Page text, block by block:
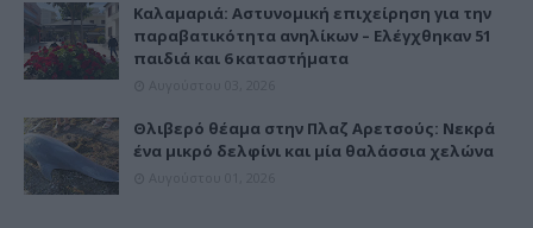
Καλαμαριά: Αστυνομική επιχείρηση για την
παραβατικότητα ανηλίκων – Ελέγχθηκαν 51
παιδιά και 6 καταστήματα
Θλιβερό θέαμα στην Πλαζ Αρετσούς: Νεκρά
ένα μικρό δελφίνι και μία θαλάσσια χελώνα